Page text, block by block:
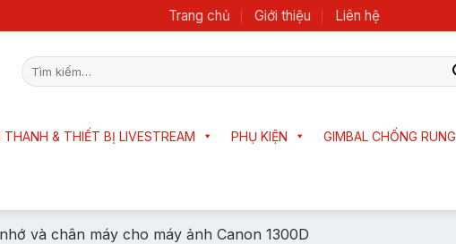
Trang chủ Giới thiệu Liên hệ
Tìm
kiếm:
THANH & THIẾT BỊ LIVESTREAM PHỤ KIỆN GIMBAL CHỐNG RUNG
và chân máy cho máy ảnh Canon 1300D